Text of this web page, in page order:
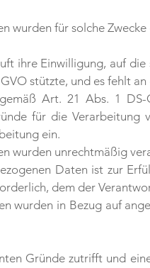
wurden für solche
ihre Einwilligung, auf
stützte, und es fehlt
Art. 21 Abs. 1
für die
ein.
wurden unrechtmäßig
Daten ist zur
dem der
wurden in Bezug auf
Gründe zutrifft und